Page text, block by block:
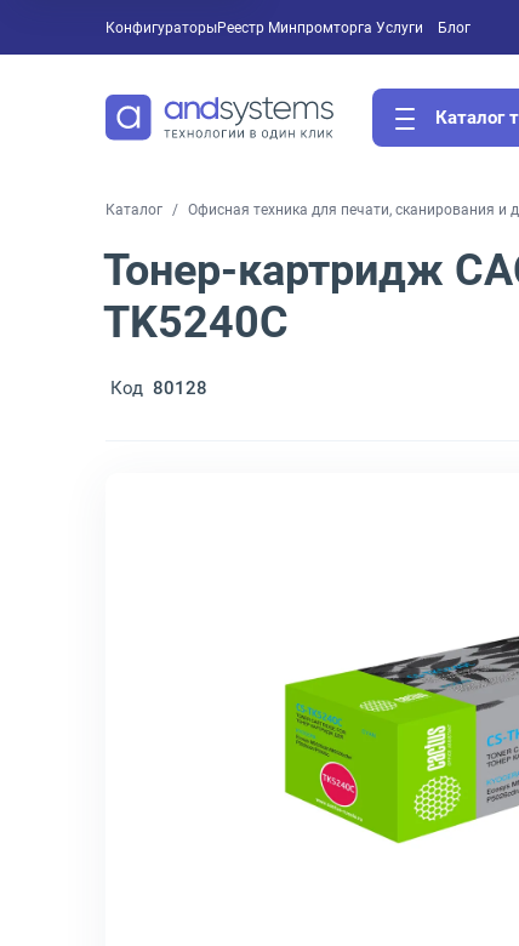
Конфигураторы Услуги
Реестр Минпромторга Блог
Каталог
Каталог Офисная техника для печати, сканирования и
Тонер-картридж
TK5240C
Код 80128